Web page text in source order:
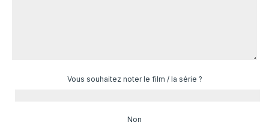
Vous souhaitez noter le film / la série ?
Non